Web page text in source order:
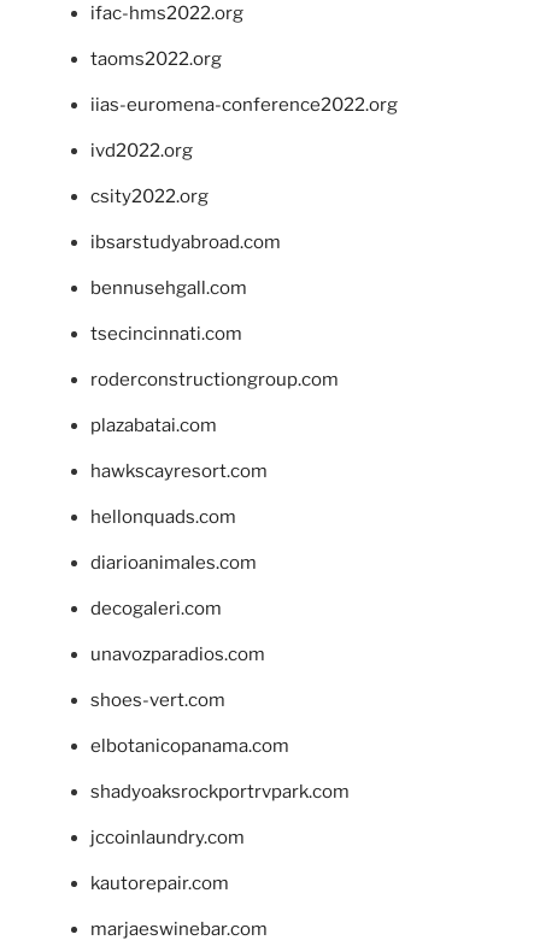
ifac-hms2022.org
taoms2022.org
iias-euromena-conference2022.org
ivd2022.org
csity2022.org
ibsarstudyabroad.com
bennusehgall.com
tsecincinnati.com
roderconstructiongroup.com
plazabatai.com
hawkscayresort.com
hellonquads.com
diarioanimales.com
decogaleri.com
unavozparadios.com
shoes-vert.com
elbotanicopanama.com
shadyoaksrockportrvpark.com
jccoinlaundry.com
kautorepair.com
marjaeswinebar.com